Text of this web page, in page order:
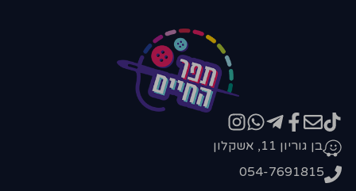
בן גוריון 11, אשקלון
054-7691815